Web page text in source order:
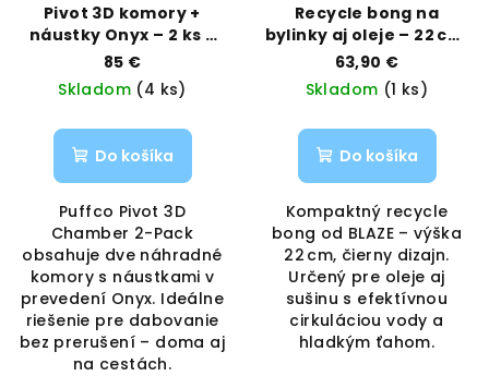
Pivot 3D komory +
náustky Onyx – 2 ks v
púzdre | Puffco |
Vaporama
85 €
Skladom (4 ks)
Do košíka
Puffco Pivot 3D
Chamber 2-Pack
obsahuje dve náhradné
komory s náustkami v
prevedení Onyx. Ideálne
riešenie pre dabovanie
bez prerušení – doma aj
na cestách.
Recycle bong na
bylinky aj oleje – 22 cm,
čierny | BLAZE |
Vaporama
63,90 €
Skladom (1 ks)
Do košíka
Kompaktný recycle
bong od BLAZE – výška
22 cm, čierny dizajn.
Určený pre oleje aj
sušinu s efektívnou
cirkuláciou vody a
hladkým ťahom.